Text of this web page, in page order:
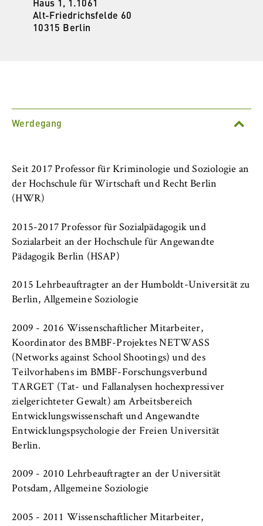
i
n
n
S
h
o
o
l
o
f
E
c
o
n
m
i
c
s
a
n
d
L
Studieren am Fachbereich
Internationales
Neuigkeiten
Veranstaltungen
Personen / Kontakte
Berlin Professional School
Internationales
Organisation der Hochschule
Serviceeinrichtungen
Stellenangebote
Haus 1, 1.1061
Alt-Friedrichsfelde 60
10315 Berlin
Werdegang
Seit 2017 Professor für Kriminologie und Soziologie an
der Hochschule für Wirtschaft und Recht Berlin
(HWR)
2015-2017 Professor für Sozialpädagogik und
Sozialarbeit an der Hochschule für Angewandte
Pädagogik Berlin (HSAP)
2015 Lehrbeauftragter an der Humboldt-Universität zu
Berlin, Allgemeine Soziologie
2009 - 2016 Wissenschaftlicher Mitarbeiter,
Koordinator des BMBF-Projektes NETWASS
(Networks against School Shootings) und des
Teilvorhabens im BMBF-Forschungsverbund
TARGET (Tat- und Fallanalysen hochexpressiver
zielgerichteter Gewalt) am Arbeitsbereich
Entwicklungswissenschaft und Angewandte
Entwicklungspsychologie der Freien Universität
Berlin.
2009 - 2010 Lehrbeauftragter an der Universität
Potsdam, Allgemeine Soziologie
2005 - 2011 Wissenschaftlicher Mitarbeiter,
Anbieter:
Betreiber dieser Website
Cookie-Banner bei jedem erneuten Aufruf
der Website wiederholt angezeigt wird.
TYPO3 Frontend Nutzer
Name:
fe_typo_user
Anbieter:
Zweck:
Browsersitzung für eingeloggte Frontend-
Benutzer (z. B. im geschützten
Mitgliederbereich). Er speichert die
Session-ID und sorgt dafür, dass der Nutzer
während des Besuchs eingeloggt bleibt.
Cookie Laufzeit:
Für die Dauer der Browsersitzung
MARKETING
Youtube
Name: